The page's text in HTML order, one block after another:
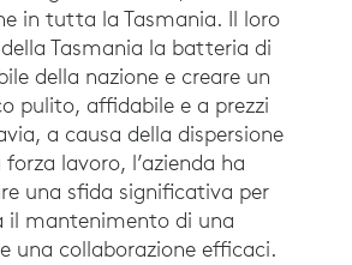
in tutta la Tasmania. Il loro
Tasmania la batteria di
della nazione e creare un
pulito, affidabile e a prezzi
a causa della dispersione
lavoro, l’azienda ha
una sfida significativa per
il mantenimento di una
una collaborazione efficaci.